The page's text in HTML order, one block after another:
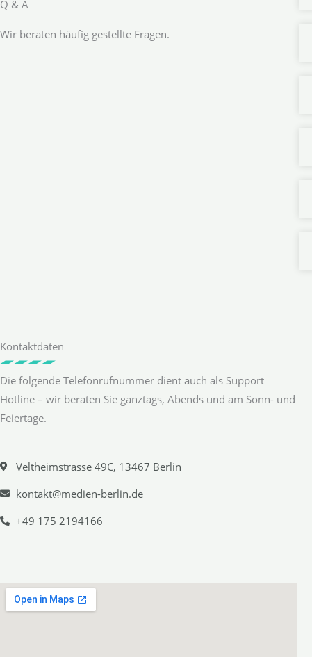
Q & A
Wir beraten häufig gestellte Fragen.
Kontaktdaten
Die folgende Telefonrufnummer dient auch als Support
Hotline – wir beraten Sie ganztags, Abends und am Sonn- und
Feiertage.
Veltheimstrasse 49C, 13467 Berlin
kontakt@medien-berlin.de
+49 175 2194166